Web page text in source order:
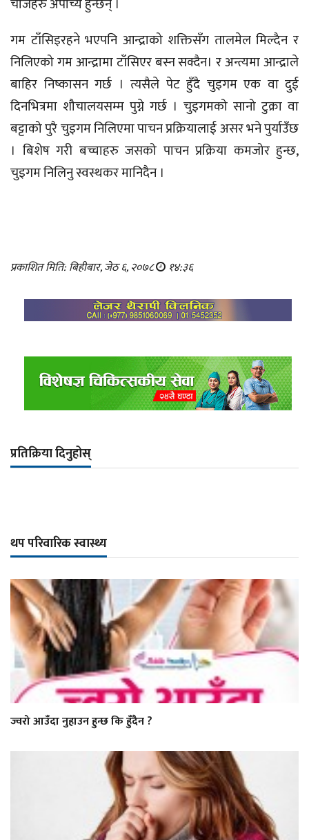
गम टाँसिइरहने भएपनि आन्द्राको शक्तिसँग तालमेल मिल्दैन र
निलिएको गम आन्द्रामा टाँसिएर बस्न सक्दैन। र अन्त्यमा आन्द्राले
बाहिर निष्कासन गर्छ । त्यसैले पेट हुँदै चुइगम एक वा दुई
दिनभित्रमा शौचालयसम्म पुग्ने गर्छ । चुइगमको सानो टुक्रा वा
बट्टाको पुरै चुइगम निलिएमा पाचन प्रक्रियालाई असर भने पुर्याउँछ
। बिशेष गरी बच्चाहरु जसको पाचन प्रक्रिया कमजोर हुन्छ,
चुइगम निलिनु स्वस्थकर मानिदैन ।
प्रकाशित मिति: बिहीबार, जेठ ६, २०७८ १४:३६
प्रतिक्रिया दिनुहोस्
थप परिवारिक स्वास्थ्य
ज्वरो आउँदा नुहाउन हुन्छ कि हुँदैन ?